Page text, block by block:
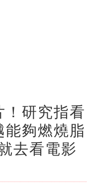
！研究指看
能夠燃燒脂
去看電影